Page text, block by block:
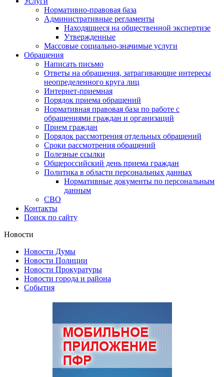
Нормативно-правовая база
Административные регламенты
Находящиеся на общественной экспертизе
Утвержденные
Массовые социально-значимые услуги
Обращения
Написать письмо
Ответы на обращения, затрагивающие интересы
неопределенного круга лиц
Интернет-приемная
Порядок приема обращений
Нормативная правовая база по работе с
обращениями граждан и организаций
Прием граждан
Порядок рассмотрения отдельных обращений
Сроки рассмотрения обращений
Полезные ссылки
Общероссийский день приема граждан
Политика в области персональных данных
Нормативные документы по персональным
данным
СВО
Контакты
Поиск по сайту
Новости
Новости Думы
Новости Полиции
Новости Прокуратуры
Новости города и района
События